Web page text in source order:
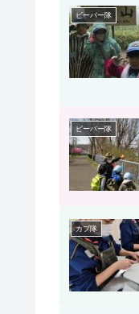
ビーバー隊
ビーバー隊
カブ隊